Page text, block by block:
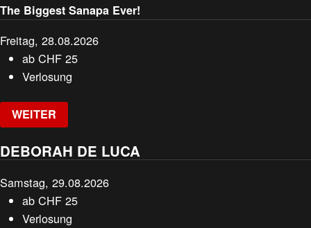
The Biggest Sanapa Ever!
Freitag, 28.08.2026
abCHF 25
Verlosung
WEITER
DEBORAH DE LUCA
Samstag, 29.08.2026
abCHF 25
Verlosung